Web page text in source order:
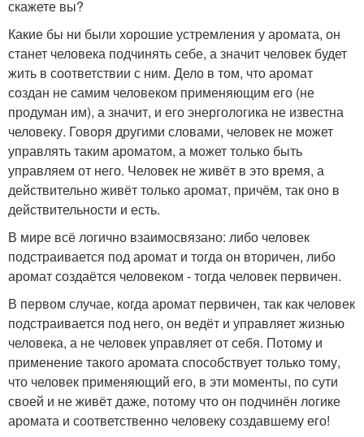
скажете вы?
Какие бы ни были хорошие устремления у аромата, он
станет человека подчинять себе, а значит человек будет
жить в соответствии с ним. Дело в том, что аромат
создан не самим человеком применяющим его (не
продуман им), а значит, и его энергологика не известна
человеку. Говоря другими словами, человек не может
управлять таким ароматом, а может только быть
управляем от него. Человек не живёт в это время, а
действительно живёт только аромат, причём, так оно в
действительности и есть.
В мире всё логично взаимосвязано: либо человек
подстраивается под аромат и тогда он вторичен, либо
аромат создаётся человеком - тогда человек первичен.
В первом случае, когда аромат первичен, так как человек
подстраивается под него, он ведёт и управляет жизнью
человека, а не человек управляет от себя. Потому и
применение такого аромата способствует только тому,
что человек применяющий его, в эти моменты, по сути
своей и не живёт даже, потому что он подчинён логике
аромата и соответственно человеку создавшему его!